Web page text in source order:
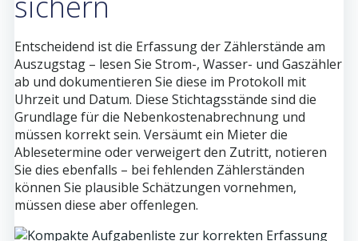
Entscheidend ist die Erfassung der Zählerstände am
Auszugstag – lesen Sie Strom-, Wasser- und Gaszähler
ab und dokumentieren Sie diese im Protokoll mit
Uhrzeit und Datum. Diese Stichtagsstände sind die
Grundlage für die Nebenkostenabrechnung und
müssen korrekt sein. Versäumt ein Mieter die
Ablesetermine oder verweigert den Zutritt, notieren
Sie dies ebenfalls – bei fehlenden Zählerständen
können Sie plausible Schätzungen vornehmen,
müssen diese aber offenlegen.